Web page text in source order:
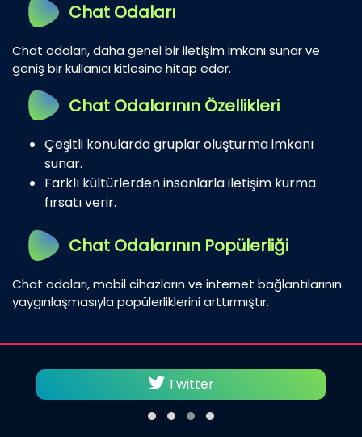
Chat Odaları
Chat odaları, daha genel bir iletişim imkanı sunar ve
geniş bir kullanıcı kitlesine hitap eder.
Chat Odalarının Özellikleri
Çeşitli konularda gruplar oluşturma imkanı
sunar.
Farklı kültürlerden insanlarla iletişim kurma
fırsatı verir.
Chat Odalarının Popülerliği
Chat odaları, mobil cihazların ve internet bağlantılarının
yaygınlaşmasıyla popülerliklerini arttırmıştır.
Twitter